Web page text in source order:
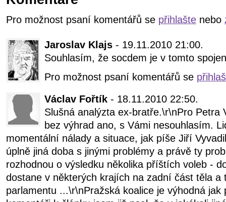
Pro možnost psaní komentářů se přihlašte nebo
Jaroslav Klajs - 19.11.2010 21:00.
Souhlasím, že socdem je v tomto
Pro možnost psaní komentářů se
Václav Fořtík - 18.11.2010 22:50.
Slušná analýzta ex-bratře.\r\nPro Petra
bez výhrad ano, s Vámi nesouhlasím.
momentální nálady a situace, jak píše Jiří
úplně jiná doba s jinými problémy a právě ty
rozhodnou o výsledku několika příštích voleb -
dostane v některých krajích na zadní část těla a
parlamentu ...\r\nPražská koalice je výhodná jak